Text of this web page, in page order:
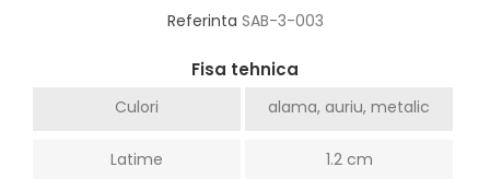
Referinta SAB-3-003
Fisa tehnica
Culori alama, auriu, metalic
Latime 1.2 cm